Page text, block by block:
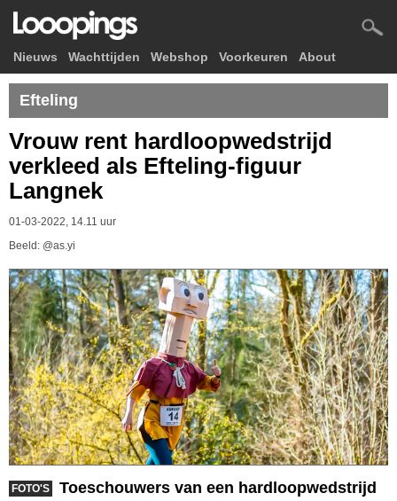
Nieuws Wachttijden Webshop Voorkeuren About
Efteling
Vrouw rent hardloopwedstrijd
verkleed als Efteling-figuur
Langnek
01-03-2022, 14.11 uur
Beeld: @as.yi
FOTO'S
Toeschouwers van een hardloopwedstrijd